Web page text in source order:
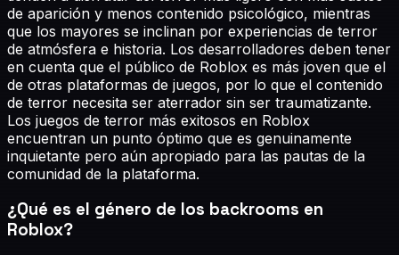
de aparición y menos contenido psicológico, mientras
que los mayores se inclinan por experiencias de terror
de atmósfera e historia. Los desarrolladores deben tener
en cuenta que el público de Roblox es más joven que el
de otras plataformas de juegos, por lo que el contenido
de terror necesita ser aterrador sin ser traumatizante.
Los juegos de terror más exitosos en Roblox
encuentran un punto óptimo que es genuinamente
inquietante pero aún apropiado para las pautas de la
comunidad de la plataforma.
¿Qué es el género de los backrooms en
Roblox?